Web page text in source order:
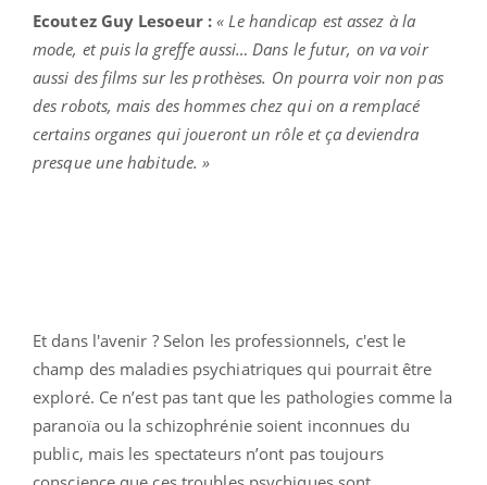
Ecoutez Guy Lesoeur :« Le handicap est assez à la
mode, et puis la greffe aussi… Dans le futur, on va voir
aussi des films sur les prothèses. On pourra voir non pas
des robots, mais des hommes chez qui on a remplacé
certains organes qui joueront un rôle et ça deviendra
presque une habitude. »
Et dans l'avenir ? Selon les professionnels, c'est le
champ des maladies psychiatriques qui pourrait être
exploré. Ce n’est pas tant que les pathologies comme la
paranoïa ou la schizophrénie soient inconnues du
public, mais les spectateurs n’ont pas toujours